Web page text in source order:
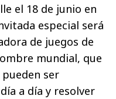
el 18 de junio en
especial será
de juegos de
mundial, que
ser
a día y resolver